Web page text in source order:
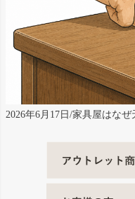
2026年6月17日/家具屋はな